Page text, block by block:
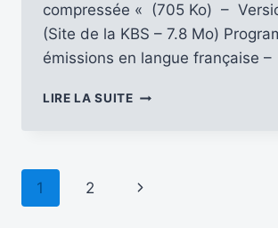
compressée « (705 Ko) –
(Site de la KBS – 7.8 Mo)
émissions en langue française
LIRE LA SUITELA
WORLD
Navigation
1 2
Page